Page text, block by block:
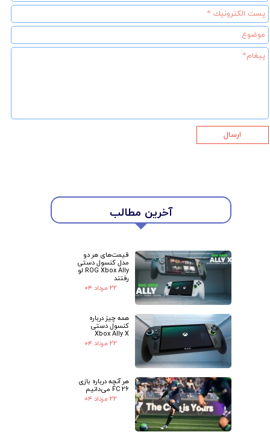
★
آخرین مطالب
قیمت‌های هر دو
مدل کنسول دستی
ROG Xbox Ally لو
رفتند
۲۲ مرداد ۰۴
همه چیز درباره
کنسول دستی
Xbox Ally X
۲۲ مرداد ۰۴
هر آنچه درباره بازی
FC 26 می‌دانیم
۲۲ مرداد ۰۴
ارسال